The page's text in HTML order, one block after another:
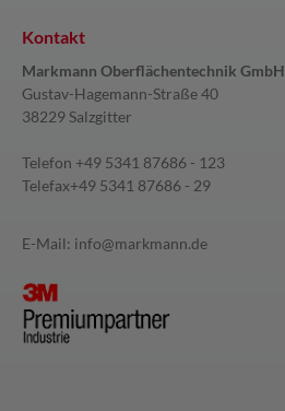
Kontakt
Markmann Oberflächentechnik GmbH
Gustav-Hagemann-Straße 40
38229 Salzgitter
Telefon +49 5341 87686 - 123
Telefax+49 5341 87686 - 29
E-Mail: info@markmann.de